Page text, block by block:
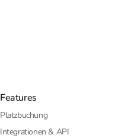
Features
Platzbuchung
Integrationen & API